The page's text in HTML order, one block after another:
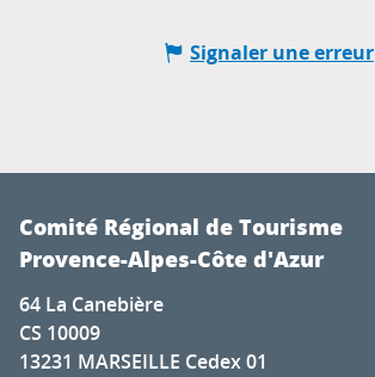
Signaler une erreur
Comité Régional de Tourisme
Provence-Alpes-Côte d'Azur
64 La Canebière
CS 10009
13231 MARSEILLE Cedex 01